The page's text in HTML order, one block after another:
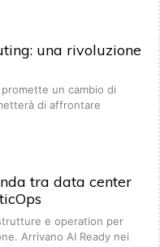
una rivoluzione
un cambio di
di affrontare
tra data center
e operation per
Arrivano AI Ready nei